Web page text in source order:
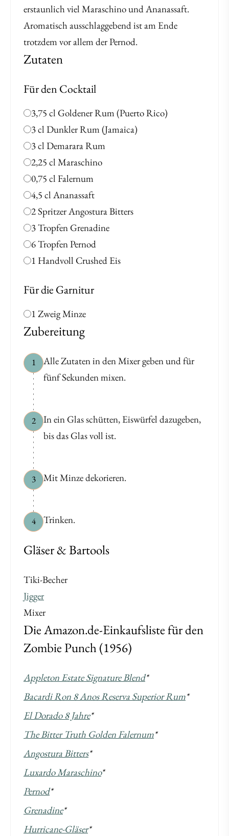
erstaunlich viel Maraschino und Ananassaft.
Aromatisch ausschlaggebend ist am Ende
trotzdem vor allem der Pernod.
Zutaten
Für den Cocktail
3,75 cl Goldener Rum (Puerto Rico)
3 cl Dunkler Rum (Jamaica)
3 cl Demarara Rum
2,25 cl Maraschino
0,75 cl Falernum
4,5 cl Ananassaft
2 Spritzer Angostura Bitters
3 Tropfen Grenadine
6 Tropfen Pernod
1 Handvoll Crushed Eis
Für die Garnitur
1 Zweig Minze
Zubereitung
1
Alle Zutaten in den Mixer geben und für
fünf Sekunden mixen.
2
In ein Glas schütten, Eiswürfel dazugeben,
bis das Glas voll ist.
3 Mit Minze dekorieren.
4 Trinken.
Gläser & Bartools
Tiki-Becher
Jigger
Mixer
Die Amazon.de-Einkaufsliste für den
Zombie Punch (1956)
Appleton Estate Signature Blend*
Bacardi Ron 8 Anos Reserva Superior Rum*
El Dorado 8 Jahre*
The Bitter Truth Golden Falernum*
Angostura Bitters*
Luxardo Maraschino*
Pernod*
Grenadine*
Hurricane-Gläser*